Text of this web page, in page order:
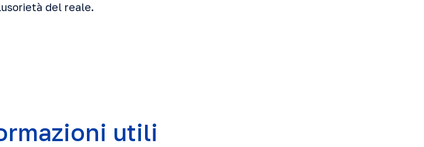
del reale.
utili